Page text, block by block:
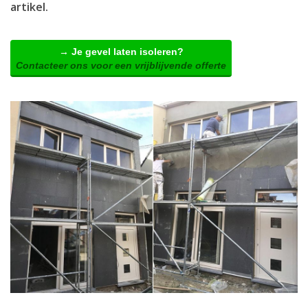
artikel.
→ Je gevel laten isoleren?
Contacteer ons voor een vrijblijvende offerte